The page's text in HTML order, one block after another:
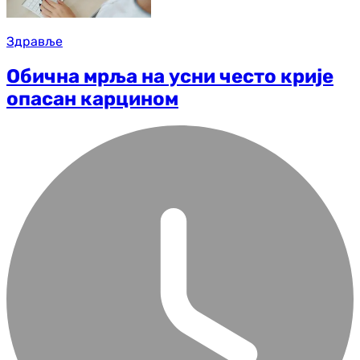
Здравље
Обична мрља на усни често крије
опасан карцином